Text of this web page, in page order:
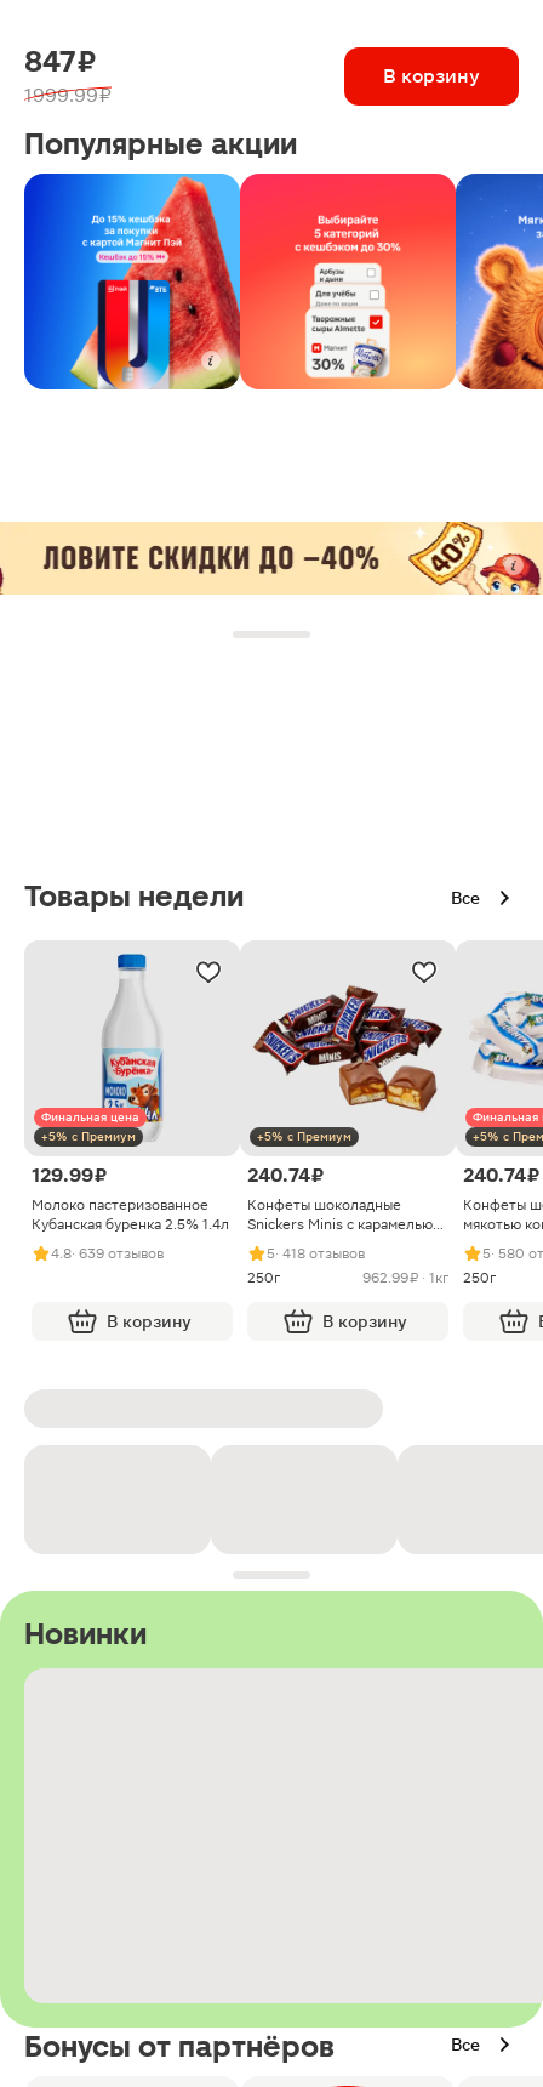
847 ₽
1999.99 ₽
В корзину
Популярные акции
Товары недели Все
Финальная цена
+5% с Премиум
129.99 ₽
Молоко пастеризованное
Кубанская буренка 2.5% 1.4л
4.8· 639 отзывов
В корзину
+5% с Премиум
240.74 ₽
Конфеты шоколадные
Snickers Minis с карамелью
арахисом и нугой
5· 418 отзывов
250г
962.99 ₽ · 1кг
В корзину
Финальная
+5% с
240.74 ₽
Конфеты
мякотью
5· 580
250г
Новинки
Бонусы от партнёров Все